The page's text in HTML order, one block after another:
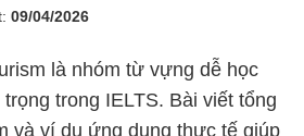
09/04/2026
là nhóm từ vựng dễ học
trong IELTS. Bài viết tổng
và ví dụ ứng dụng thực tế giúp